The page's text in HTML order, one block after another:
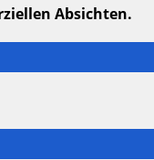
Absichten.